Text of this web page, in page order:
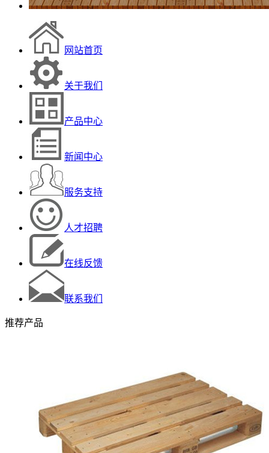
网站首页
关于我们
产品中心
新闻中心
服务支持
人才招聘
在线反馈
联系我们
推荐产品